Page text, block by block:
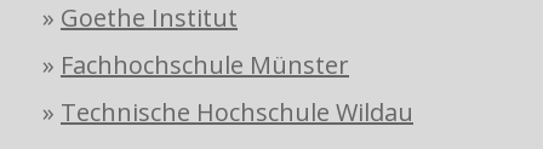
» Goethe Institut
» Fachhochschule Münster
» Technische Hochschule Wildau